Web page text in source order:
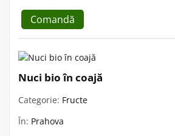
Comandă
Nuci bio în coajă
Categorie: Fructe
În: Prahova